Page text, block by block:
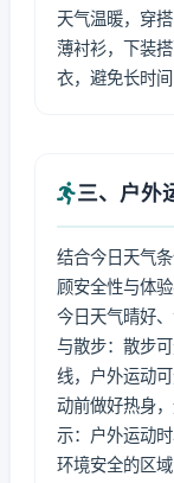
天气温暖，穿
薄衬衫，下装
衣，避免长时
三、户外
结合今日天气
顾安全性与体验
今日天气晴好
与散步：散步
线，户外运动
动前做好热身
示：户外运动
环境安全的区